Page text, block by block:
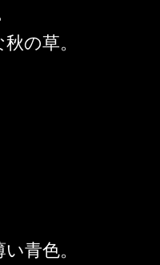
の草。
青色。